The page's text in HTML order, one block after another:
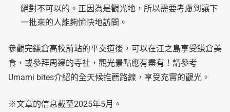
絕對不可以的。正因為是觀光地，所以需要考慮到讓下
一批來的人能夠愉快地訪問。
參觀完鎌倉高校前站的平交道後，可以在江之島享受鎌倉美
食，或參拜周邊的寺社，觀光景點應有盡有！請參考
Umami bites介紹的全天候推薦路線，享受充實的觀光。
※文章的信息截至2025年5月。